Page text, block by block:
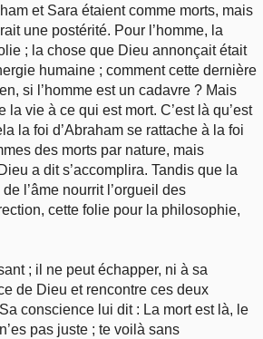
et Sara étaient comme morts, mais
une postérité. Pour l’homme, la
; la chose que Dieu annonçait était
humaine ; comment cette dernière
si l’homme est un cadavre ? Mais
la vie à ce qui est mort. C’est là qu’est
la foi d’Abraham se rattache à la foi
des morts par nature, mais
a dit s’accomplira. Tandis que la
l’âme nourrit l’orgueil des
cette folie pour la philosophie,
; il ne peut échapper, ni à sa
de Dieu et rencontre ces deux
conscience lui dit : La mort est là, le
pas juste ; te voilà sans